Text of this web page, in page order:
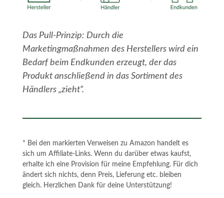
Das Pull-Prinzip: Durch die
Marketingmaßnahmen des Herstellers wird ein
Bedarf beim Endkunden erzeugt, der das
Produkt anschließend in das Sortiment des
Händlers „zieht“.
* Bei den markierten Verweisen zu Amazon handelt es
sich um Affiliate-Links. Wenn du darüber etwas kaufst,
erhalte ich eine Provision für meine Empfehlung. Für dich
ändert sich nichts, denn Preis, Lieferung etc. bleiben
gleich. Herzlichen Dank für deine Unterstützung!